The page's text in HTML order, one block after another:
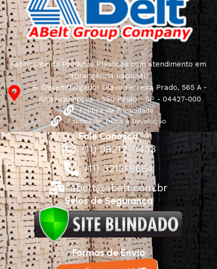
Fabricante de Produtos Plásticos com atendimento em
abrangência nacional!
R. Desembargador Olavo Ferreira Prado, 565 A -
Americanópolis - São Paulo - SP - 04427-000
Política de Privacidade
Política de Troca e Devolução
Fale Conosco
(11) 99212-0433
(11) 3213-9664
abelt@abelt.com.br
Selos de Segurança
Formas de Envio